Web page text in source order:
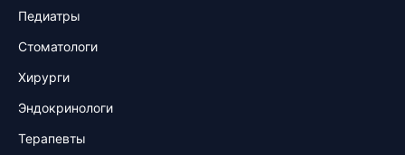
Педиатры
Стоматологи
Хирурги
Эндокринологи
Терапевты